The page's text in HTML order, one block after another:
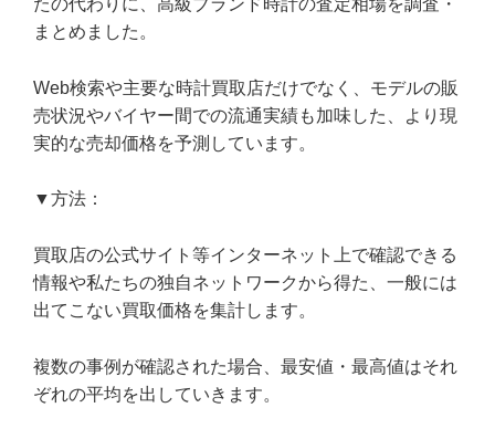
たの代わりに、高級ブランド時計の査定相場を調査・
まとめました。
Web検索や主要な時計買取店だけでなく、モデルの販
売状況やバイヤー間での流通実績も加味した、より現
実的な売却価格を予測しています。
▼方法：
買取店の公式サイト等インターネット上で確認できる
情報や私たちの独自ネットワークから得た、一般には
出てこない買取価格を集計します。
複数の事例が確認された場合、最安値・最高値はそれ
ぞれの平均を出していきます。